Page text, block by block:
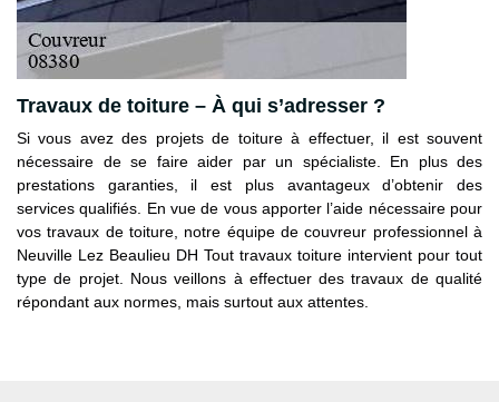
Travaux de toiture – À qui s’adresser ?
Si vous avez des projets de toiture à effectuer, il est souvent
nécessaire de se faire aider par un spécialiste. En plus des
prestations garanties, il est plus avantageux d’obtenir des
services qualifiés. En vue de vous apporter l’aide nécessaire pour
vos travaux de toiture, notre équipe de couvreur professionnel à
Neuville Lez Beaulieu DH Tout travaux toiture intervient pour tout
type de projet. Nous veillons à effectuer des travaux de qualité
répondant aux normes, mais surtout aux attentes.